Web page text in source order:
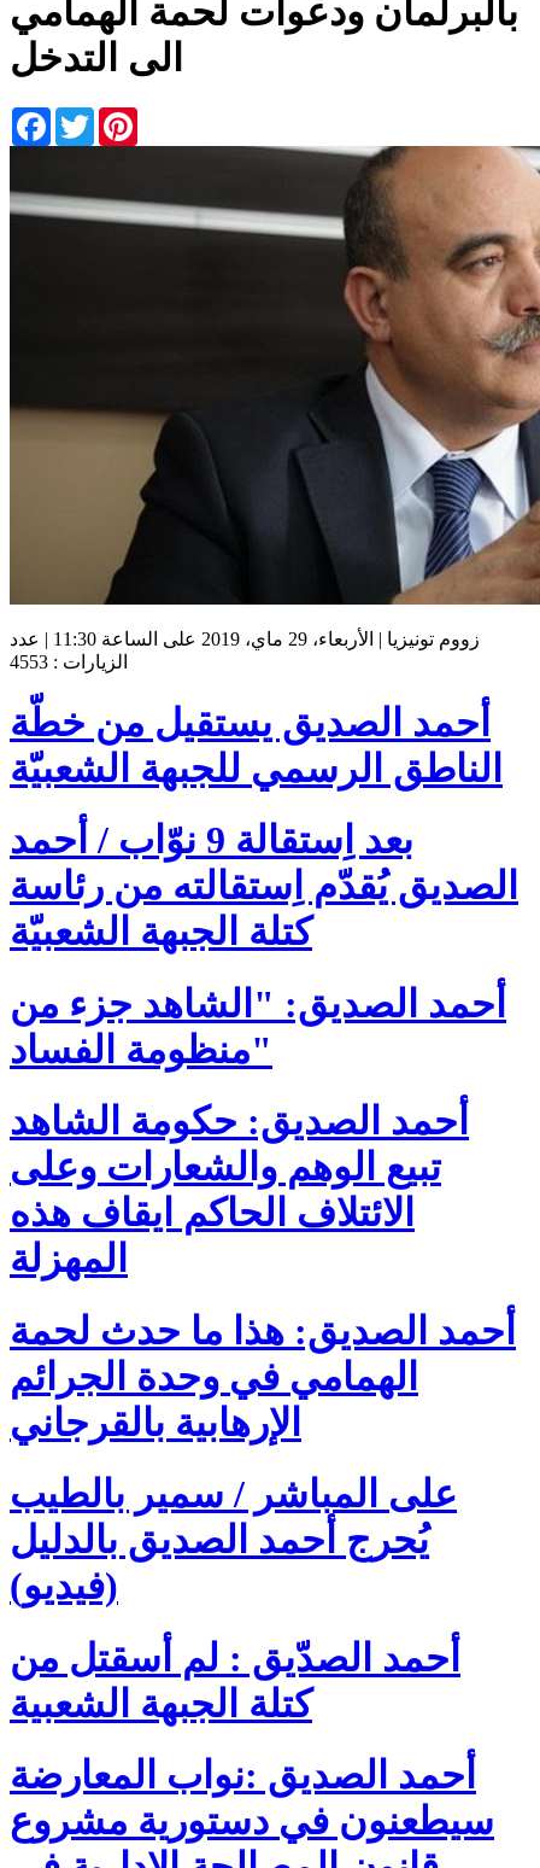
بالبرلمان ودعوات لحمة الهمامي
الى التدخل
Facebook
Twitter
زووم تونيزيا | الأربعاء، 29 ماي، 2019 على الساعة 11:30 | عدد
الزيارات : 4553
أحمد الصديق يستقيل من خطّة
الناطق الرسمي للجبهة الشعبيّة
بعد اِستقالة 9 نوّاب / أحمد
الصديق يُقدّم اِستقالته من رئاسة
كتلة الجبهة الشعبيّة
أحمد الصديق: "الشاهد جزء من
منظومة الفساد"
أحمد الصديق: حكومة الشاهد
تبيع الوهم والشعارات وعلى
الائتلاف الحاكم ايقاف هذه
المهزلة
أحمد الصديق: هذا ما حدث لحمة
الهمامي في وحدة الجرائم
الإرهابية بالقرجاني
على المباشر / سمير بالطيب
يُحرج أحمد الصديق بالدليل
(فيديو)
أحمد الصدّيق : لم أسقتل من
كتلة الجبهة الشعبية
أحمد الصديق :نواب المعارضة
سيطعنون في دستورية مشروع